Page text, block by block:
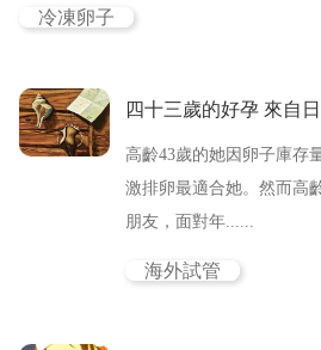
高雄辦事處
最新消息
關於我們
冷凍卵子
四十三歲的好孕 來自
高齡43歲的她因卵子庫存
激排卵最適合她。然而高
朋友，面對年......
海外試管